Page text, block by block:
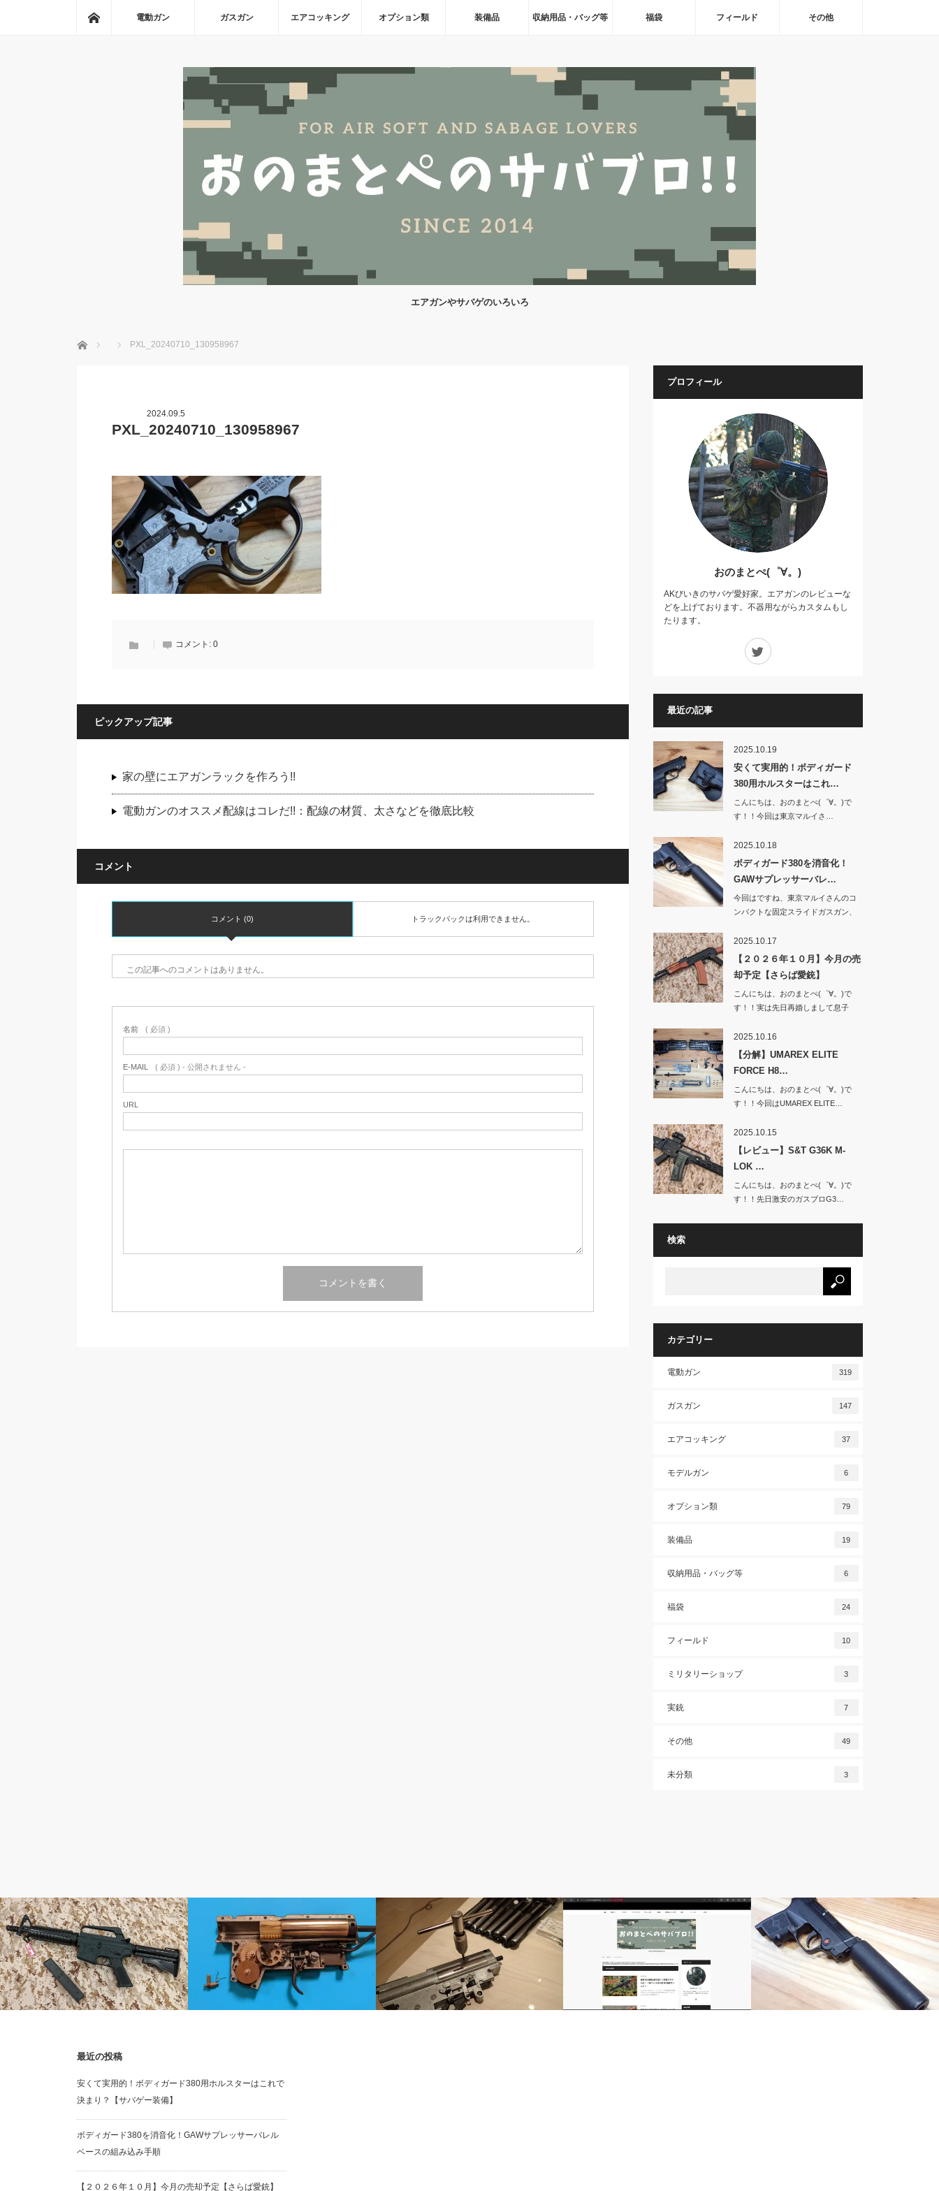
ホーム電動ガン ガスガン エアコッキング オプション類 装備品 収納用品・バッグ等 福袋 フィールド その他
エアガンやサバゲのいろいろ
ホーム PXL_20240710_130958967
2024.09.5
PXL_20240710_130958967
コメント: 0
ピックアップ記事
家の壁にエアガンラックを作ろう!!
電動ガンのオススメ配線はコレだ!!：配線の材質、太さなどを徹底比較
コメント
コメント (0) トラックバックは利用できません。
この記事へのコメントはありません。
名前 ( 必須 )
E-MAIL ( 必須 ) - 公開されません -
URL
プロフィール
おのまとぺ(゜∀。)
AKびいきのサバゲ愛好家。エアガンのレビューな
どを上げております。不器用ながらカスタムもし
たります。
最近の記事
2025.10.19
安くて実用的！ボディガード
380用ホルスターはこれ…
こんにちは、おのまとぺ(゜∀。)で
す！！今回は東京マルイさ…
2025.10.18
ボディガード380を消音化！
GAWサプレッサーバレ…
今回はですね、東京マルイさんのコ
ンパクトな固定スライドガスガン、
2025.10.17
【２０２６年１０月】今月の売
却予定【さらば愛銃】
こんにちは、おのまとぺ(゜∀。)で
す！！実は先日再婚しまして息子
2025.10.16
【分解】UMAREX ELITE
FORCE H8…
こんにちは、おのまとぺ(゜∀。)で
す！！今回はUMAREX ELITE…
2025.10.15
【レビュー】S&T G36K M-
LOK …
こんにちは、おのまとぺ(゜∀。)で
す！！先日激安のガスブロG3…
検索
カテゴリー
電動ガン 319
ガスガン 147
エアコッキング 37
モデルガン 6
オプション類 79
装備品 19
収納用品・バッグ等 6
福袋 24
フィールド 10
ミリタリーショップ 3
実銃 7
その他 49
未分類 3
壊れたS&T 64式を修理するよ！！②メ
最近の投稿
安くて実用的！ボディガード380用ホルスターはこれで
決まり？【サバゲー装備】
ボディガード380を消音化！GAWサプレッサーバレル
ベースの組み込み手順
【２０２６年１０月】今月の売却予定【さらば愛銃】